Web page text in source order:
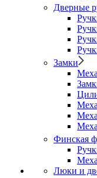
Дверные
Замки
Финская
Люки и